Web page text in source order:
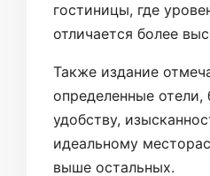
гостиницы, где
отличается более
Также издание
определенные
удобству,
идеальному
выше остальных.